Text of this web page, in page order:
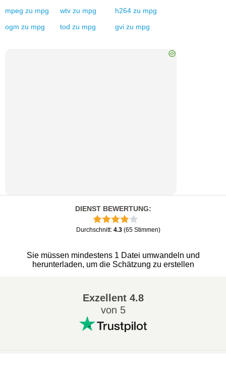
mpeg zu mpg wtv zu mpg h264 zu mpg
ogm zu mpg tod zu mpg gvi zu mpg
DIENST BEWERTUNG:
Durchschnitt: 4.3 (65 Stimmen)
Sie müssen mindestens 1 Datei umwandeln und
herunterladen, um die Schätzung zu erstellen
Exzellent4.8
von 5